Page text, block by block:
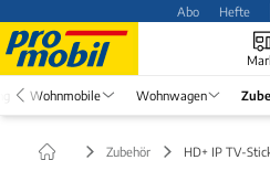
Abo Hefte
Wohnmobile Wohnwagen
Zubehör HD+ IP TV-